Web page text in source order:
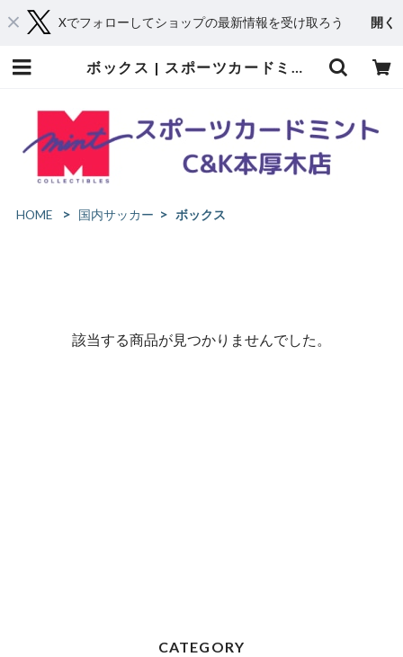
Xでフォローしてショップの最新情報を受け取ろう 開く
ボックス | スポーツカードミントC&K本厚木店－オンラインショップ
HOME 国内サッカー ボックス
該当する商品が見つかりませんでした。
CATEGORY